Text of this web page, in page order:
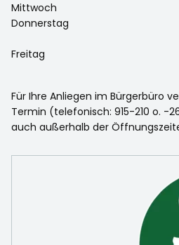
Mittwoch
Donnerstag
Freitag
Für Ihre Anliegen im Bürgerbüro
Termin (telefonisch: 915-210 o. -
auch außerhalb der